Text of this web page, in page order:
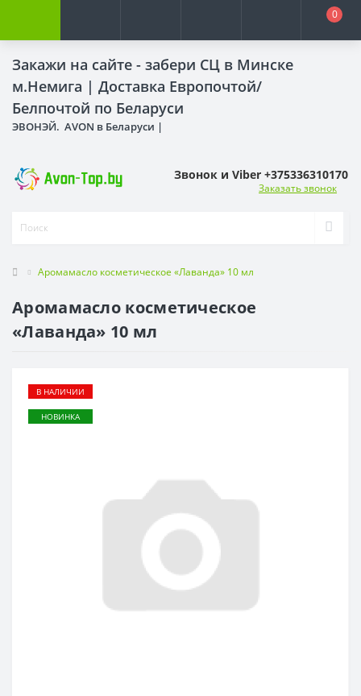
Закажи на сайте - забери СЦ в Минске
м.Немига | Доставка Европочтой/
Белпочтой по Беларуси
ЭВОНЭЙ. AVON в Беларуси |
0
Звонок и Viber +375336310170
Заказать звонок
Аромамасло косметическое «Лаванда» 10 мл
Аромамасло косметическое
«Лаванда» 10 мл
В НАЛИЧИИ
НОВИНКА